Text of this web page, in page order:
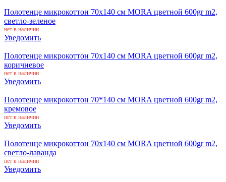
Полотенце микрокоттон 70x140 см MORA цветной 600gr m2,
светло-зеленое
нет в наличии
Уведомить
Полотенце микрокоттон 70x140 см MORA цветной 600gr m2,
коричневое
нет в наличии
Уведомить
Полотенце микрокоттон 70*140 см MORA цветной 600gr m2,
кремовое
нет в наличии
Уведомить
Полотенце микрокоттон 70x140 см MORA цветной 600gr m2,
светло-лаванда
нет в наличии
Уведомить